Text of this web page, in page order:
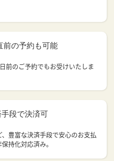
前の予約も可能
前のご予約でもお受けいたしま
段で決済可
豊富な決済手段で安心のお支払
持化対応済み。